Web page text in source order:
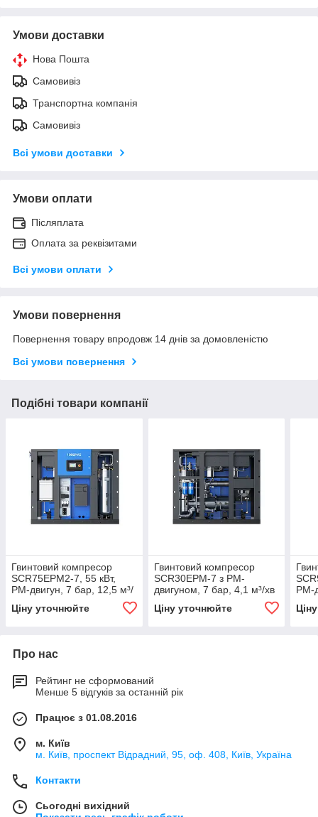
Умови доставки
Нова Пошта
Самовивіз
Транспортна компанія
Самовивіз
Всі умови доставки
Умови оплати
Післяплата
Оплата за реквізитами
Всі умови оплати
Умови повернення
Повернення товару впродовж 14 днів за домовленістю
Всі умови повернення
Подібні товари компанії
Гвинтовий компресор
SCR75EPM2-7, 55 кВт,
PM-двигун, 7 бар, 12,5 м³/
Ціну уточнюйте
Гвинтовий компресор
SCR30EPM-7 з PM-
двигуном, 7 бар, 4,1 м³/хв
Ціну уточнюйте
PM-
Про нас
Рейтинг не сформований
Менше 5 відгуків за останній рік
Працює з 01.08.2016
м. Київ
м. Київ, проспект Відрадний, 95, оф. 408, Київ, Україна
Контакти
Сьогодні вихідний